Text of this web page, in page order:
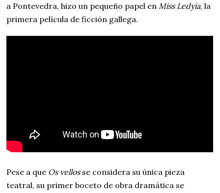
a Pontevedra, hizo un pequeño papel en Miss Ledyia, la
primera película de ficción gallega.
Pese a que Os vellos se considera su única pieza
teatral, su primer boceto de obra dramática se